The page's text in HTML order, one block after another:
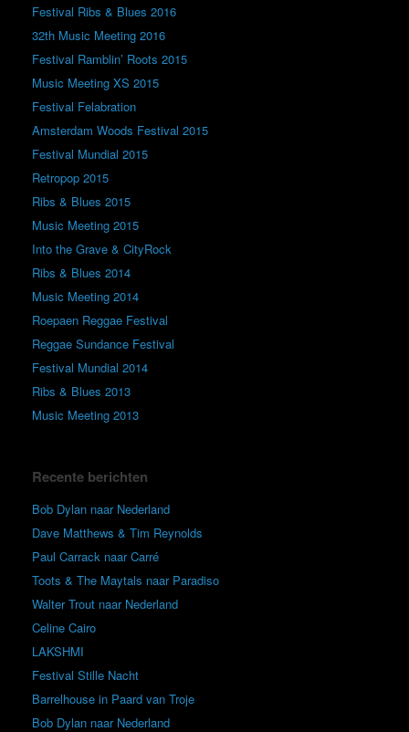
Festival Ribs & Blues 2016
32th Music Meeting 2016
Festival Ramblin’ Roots 2015
Music Meeting XS 2015
Festival Felabration
Amsterdam Woods Festival 2015
Festival Mundial 2015
Retropop 2015
Ribs & Blues 2015
Music Meeting 2015
Into the Grave & CityRock
Ribs & Blues 2014
Music Meeting 2014
Roepaen Reggae Festival
Reggae Sundance Festival
Festival Mundial 2014
Ribs & Blues 2013
Music Meeting 2013
Recente berichten
Bob Dylan naar Nederland
Dave Matthews & Tim Reynolds
Paul Carrack naar Carré
Toots & The Maytals naar Paradiso
Walter Trout naar Nederland
Celine Cairo
LAKSHMI
Festival Stille Nacht
Barrelhouse in Paard van Troje
Bob Dylan naar Nederland